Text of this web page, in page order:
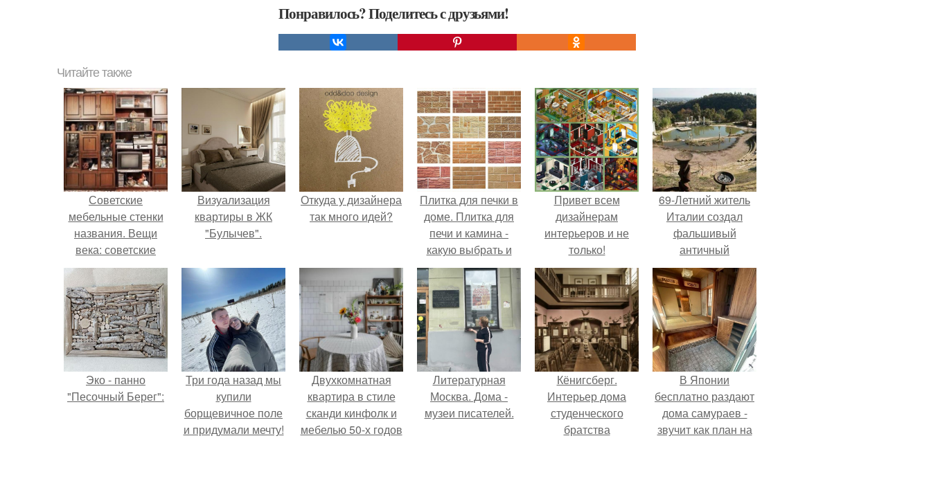
Понравилось? Поделитесь с друзьями!
Читайте также
Советские
мебельные стенки
названия. Вещи
века: советские
стенки 80-х.
Визуализация
квартиры в ЖК
"Булычев".
Откуда у дизайнера
так много идей?
Плитка для печки в
доме. Плитка для
печи и камина -
какую выбрать и
какой лучше
обложить печь в
доме.
Привет всем
дизайнерам
интерьеров и не
только!
69-Летний житель
Италии создал
фальшивый
античный
амфитеатр и
долгое время
успешно выдавал
его за настоящее
историческое
наследие.
Эко - панно
"Песочный Берег":
Три года назад мы
купили
борщевичное поле
и придумали мечту!
Двухкомнатная
квартира в стиле
сканди кинфолк и
мебелью 50-х годов
Литературная
Москва. Дома -
музеи писателей.
Кёнигсберг.
Интерьер дома
студенческого
братства
В Японии
бесплатно раздают
дома самураев -
звучит как план на